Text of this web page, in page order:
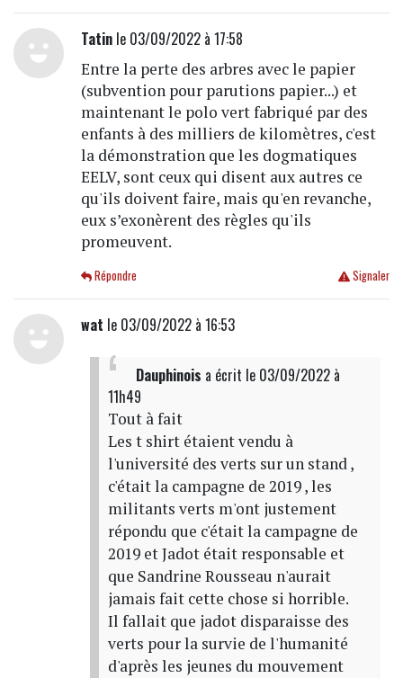
Tatinle 03/09/2022 à 17:58
Entre la perte des arbres avec le papier
(subvention pour parutions papier...) et
maintenant le polo vert fabriqué par des
enfants à des milliers de kilomètres, c'est
la démonstration que les dogmatiques
EELV, sont ceux qui disent aux autres ce
qu'ils doivent faire, mais qu'en revanche,
eux s’exonèrent des règles qu'ils
promeuvent.
Signaler
Répondre
wat le 03/09/2022 à 16:53
Dauphinois a écrit le 03/09/2022 à
11h49
Tout à fait
Les t shirt étaient vendu à
l'université des verts sur un stand ,
c'était la campagne de 2019 , les
militants verts m'ont justement
répondu que c'était la campagne de
2019 et Jadot était responsable et
que Sandrine Rousseau n'aurait
jamais fait cette chose si horrible.
Il fallait que jadot disparaisse des
verts pour la survie de l'humanité
d'après les jeunes du mouvement